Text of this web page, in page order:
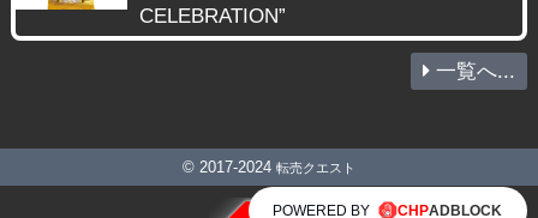
CELEBRATION”
一覧へ...
© 2017-2024 転売クエスト
POWERED BY